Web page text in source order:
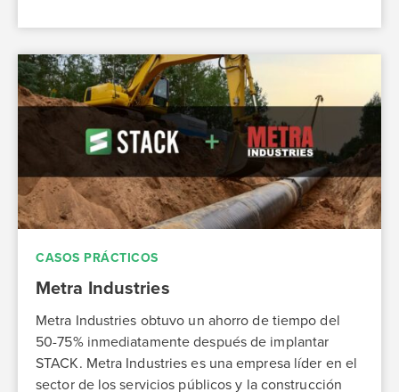
CASOS PRÁCTICOS
Metra Industries
Metra Industries obtuvo un ahorro de tiempo del
50-75% inmediatamente después de implantar
STACK. Metra Industries es una empresa líder en el
sector de los servicios públicos y la construcción